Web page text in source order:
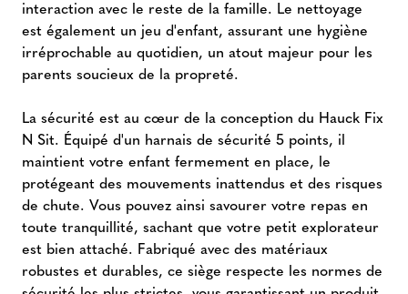
interaction avec le reste de la famille. Le nettoyage
est également un jeu d'enfant, assurant une hygiène
irréprochable au quotidien, un atout majeur pour les
parents soucieux de la propreté.
La sécurité est au cœur de la conception du Hauck Fix
N Sit. Équipé d'un harnais de sécurité 5 points, il
maintient votre enfant fermement en place, le
protégeant des mouvements inattendus et des risques
de chute. Vous pouvez ainsi savourer votre repas en
toute tranquillité, sachant que votre petit explorateur
est bien attaché. Fabriqué avec des matériaux
robustes et durables, ce siège respecte les normes de